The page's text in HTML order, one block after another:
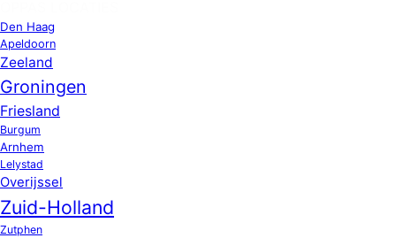
Den Haag
Apeldoorn
Zeeland
Groningen
Friesland
Burgum
Arnhem
Lelystad
Overijssel
Zuid-Holland
Zutphen